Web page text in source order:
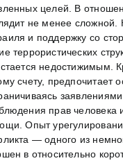
целей. В
не менее сложной.
и поддержку со
террористических
недостижимым.
счету, предпочитает
прав человека
Опыт
— одного из
в относительно